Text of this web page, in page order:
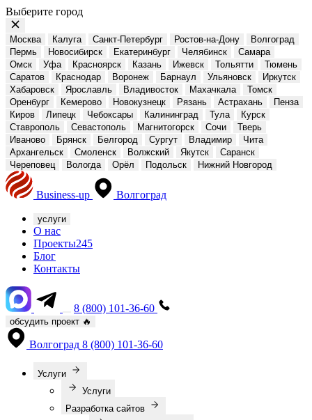
Выберите город
Москва Калуга Санкт-Петербург Ростов-на-Дону
Волгоград
Пермь
Новосибирск Екатеринбург Челябинск
Самара
Омск
Уфа Красноярск Казань Ижевск Тольятти
Тюмень
Саратов
Краснодар Воронеж Барнаул Ульяновск
Иркутск
Хабаровск
Ярославль Владивосток Махачкала
Томск
Оренбург
Кемерово Новокузнецк Рязань Астрахань
Пенза
Киров
Липецк Чебоксары Калининград Тула
Курск
Ставрополь
Севастополь Магнитогорск Сочи
Тверь
Иваново
Брянск Белгород Сургут Владимир
Чита
Архангельск
Смоленск Волжский Якутск
Саранск
Череповец
Вологда Орёл Подольск Нижний Новгород
Business-up Волгоград
услуги
О нас
Проекты245
Блог
Контакты
8 (800) 101-36-60
обсудить проект 🔥
Волгоград 8 (800) 101-36-60
Услуги
Услуги
Разработка сайтов